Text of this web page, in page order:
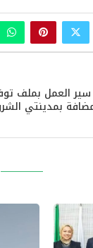
سير العمل بملف
بمدينتي